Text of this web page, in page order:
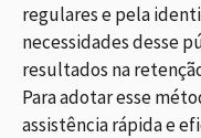
regulares e pela
necessidades desse
resultados na
Para adotar esse
assistência rápida e